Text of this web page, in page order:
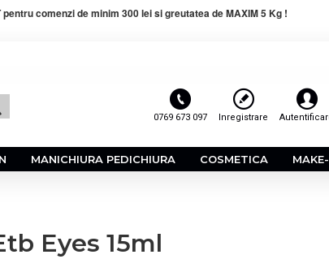
pentru comenzi de minim 300 lei si greutatea de MAXIM 5 Kg !
0769 673 097 Inregistrare
MANICHIURA PEDICHIURA COSMETICA
Eyes 15ml